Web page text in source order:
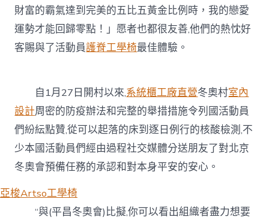
財富的霸氣達到完美的五比五黃金比例時，我的戀愛
運勢才能回歸零點！」愿者也都很友善,他們的熱忱好
客賜與了活動員護脊工學椅最佳體驗。
自1月27日開村以來,系統櫃工廠直營冬奧村室內
設計周密的防疫辦法和完整的舉措措施令列國活動員
們紛紜點贊,從可以起落的床到逐日例行的核酸檢測,不
少本國活動員們經由過程社交媒體分送朋友了對北京
冬奧會預備任務的承認和對本身平安的安心。
亞梭Artso工學椅
“與(平昌冬奧會)比擬,你可以看出組織者盡力想要